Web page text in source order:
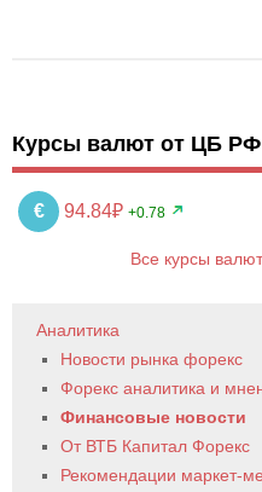
Курсы валют от ЦБ РФ
€ 94.84₽ +0.78
Все курсы
Аналитика
Новости рынка форекс
Форекс аналитика и
Финансовые новости
От ВТБ Капитал Форекс
Рекомендации маркет-